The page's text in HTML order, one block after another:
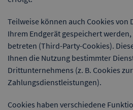
Teilweise können auch Cookies
Ihrem Endgerät gespeichert
betreten (Third-Party-Cookies).
Ihnen die Nutzung bestimmter
Drittunternehmens (z. B. Cookies
Zahlungsdienstleistungen).
Cookies haben verschiedene